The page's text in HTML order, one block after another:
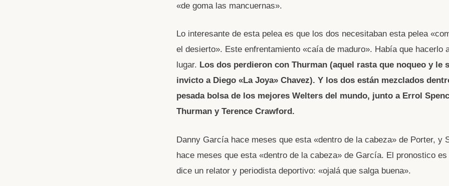
«de goma las mancuernas».
Lo interesante de esta pelea es que los dos necesitaban esta pelea
el desierto». Este enfrentamiento «caía de maduro». Había que hacerlo
lugar. Los dos perdieron con Thurman (aquel rasta que noqueo y le
invicto a Diego «La Joya» Chavez). Y los dos están mezclados
pesada bolsa de los mejores Welters del mundo, junto a Errol
Thurman y Terence Crawford.
Danny García hace meses que esta «dentro de la cabeza» de Porter, y
hace meses que esta «dentro de la cabeza» de García. El pronostico
dice un relator y periodista deportivo: «ojalá que salga buena».